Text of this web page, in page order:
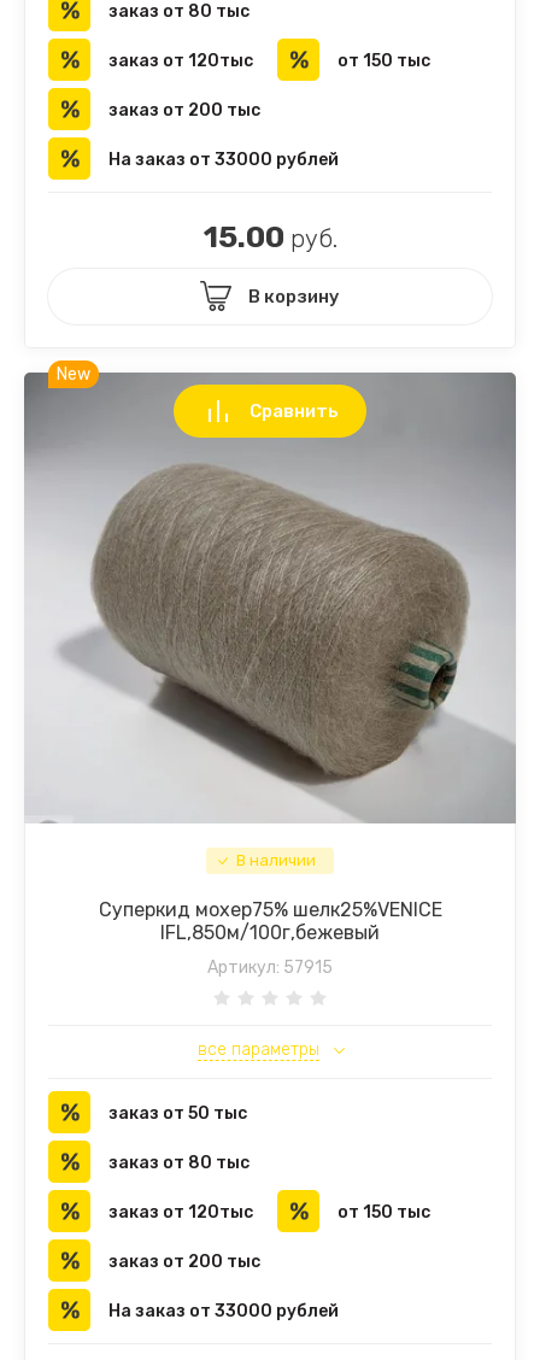
заказ от 80 тыс
заказ от 120тыс от 150 тыс
заказ от 200 тыс
На заказ от 33000 рублей
15.00 руб.
В корзину
New
В наличии
Суперкид мохер75% шелк25%VENICE
IFL,850м/100г,бежевый
Артикул: 57915
все параметры
Сравнить
заказ от 50 тыс
заказ от 80 тыс
заказ от 120тыс от 150 тыс
заказ от 200 тыс
На заказ от 33000 рублей